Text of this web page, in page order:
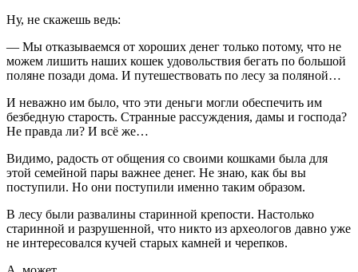
Ну, не скажешь ведь:
— Мы отказываемся от хороших денег только потому, что не
можем лишить наших кошек удовольствия бегать по большой
поляне позади дома. И путешествовать по лесу за поляной…
И неважно им было, что эти деньги могли обеспечить им
безбедную старость. Странные рассуждения, дамы и господа?
Не правда ли? И всё же…
Видимо, радость от общения со своими кошками была для
этой семейной пары важнее денег. Не знаю, как бы вы
поступили. Но они поступили именно таким образом.
В лесу были развалины старинной крепости. Настолько
старинной и разрушенной, что никто из археологов давно уже
не интересовался кучей старых камней и черепков.